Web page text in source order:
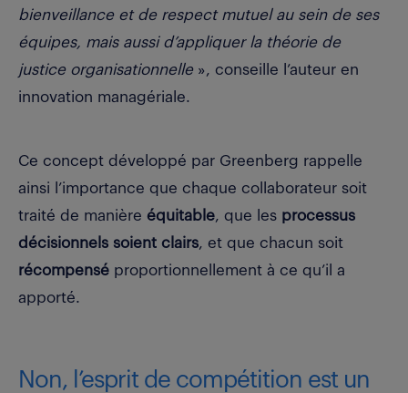
bienveillance et de respect mutuel au sein de ses
équipes, mais aussi d’appliquer la théorie de
justice organisationnelle», conseille l’auteur en
innovation managériale.
Ce concept développé par Greenberg rappelle
ainsi l’importance que chaque collaborateur soit
traité de manière équitable, que les processus
décisionnels soient clairs, et que chacun soit
récompensé proportionnellement à ce qu’il a
apporté.
Non, l’esprit de compétition est un